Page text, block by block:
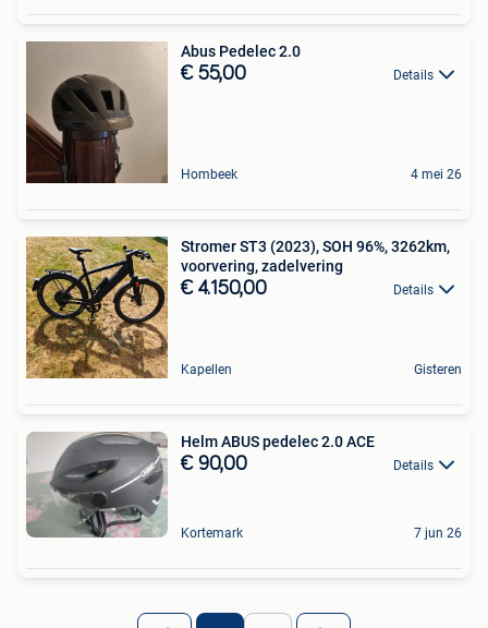
Abus Pedelec 2.0
€ 55,00 Details
Hombeek 4 mei 26
Stromer ST3 (2023), SOH 96%, 3262km,
voorvering, zadelvering
€ 4.150,00 Details
Kapellen Gisteren
Helm ABUS pedelec 2.0 ACE
€ 90,00 Details
Kortemark 7 jun 26